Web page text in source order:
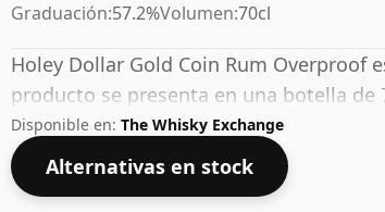
Graduación:57.2%Volumen:70cl
Holey Dollar Gold Coin Rum Overproof
producto se presenta en una botella de
Disponible en: The Whisky Exchange
Alternativas en stock